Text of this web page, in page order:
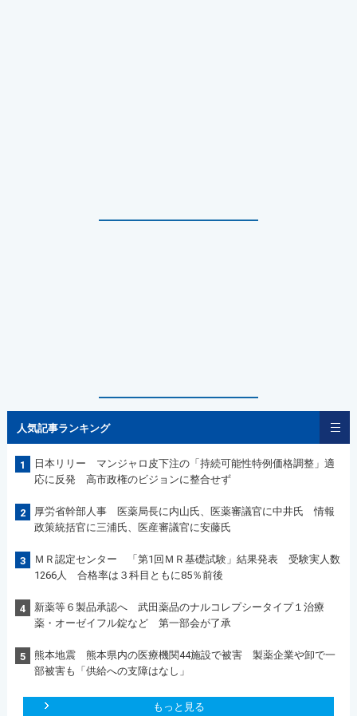
人気記事ランキング
1
日本リリー マンジャロ皮下注の「持続可能性特例価格調整」適
応に反発 高市政権のビジョンに整合せず
2
厚労省幹部人事 医薬局長に内山氏、医薬審議官に中井氏 情報
政策統括官に三浦氏、医産審議官に安藤氏
3
ＭＲ認定センター 「第1回ＭＲ基礎試験」結果発表 受験実人数
1266人 合格率は３科目ともに85％前後
4
新薬等６製品承認へ 武田薬品のナルコレプシータイプ１治療
薬・オーゼイフル錠など 第一部会が了承
5
熊本地震 熊本県内の医療機関44施設で被害 製薬企業や卸で一
部被害も「供給への支障はなし」
もっと見る